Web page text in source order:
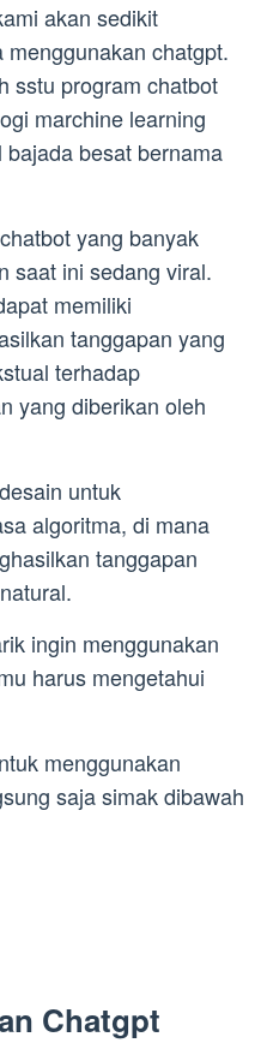
akan sedikit
chatgpt.
sstu program chatbot
marchine learning
besat bernama
yang banyak
saat ini sedang viral.
memiliki
tanggapan yang
terhadap
yang diberikan oleh
untuk
algoritma, di mana
tanggapan
ingin menggunakan
harus mengetahui
menggunakan
saja simak dibawah
Chatgpt